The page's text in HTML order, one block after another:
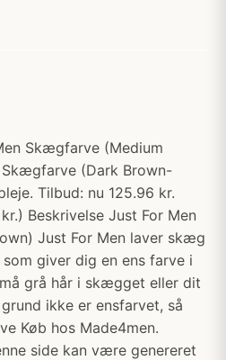
Skægfarve (Medium
(Dark Brown-
Tilbud: nu 125.96 kr.
Beskrivelse Just For Men
Just For Men laver skæg
giver dig en ens farve i
grå hår i skægget eller dit
ikke er ensfarvet, så
Køb hos Made4men.
side kan være genereret